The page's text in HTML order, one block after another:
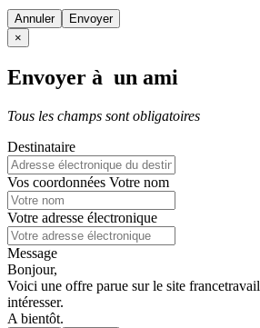
Annuler
×
Envoyer à un ami
Tous les champs sont obligatoires
Destinataire
Vos coordonnées Votre nom
Votre adresse électronique
Message
Bonjour,
Voici une offre parue sur le site
intéresser.
A bientôt.